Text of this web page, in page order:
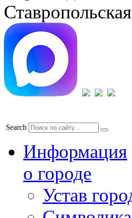
Search
Информация
о городе
Устав